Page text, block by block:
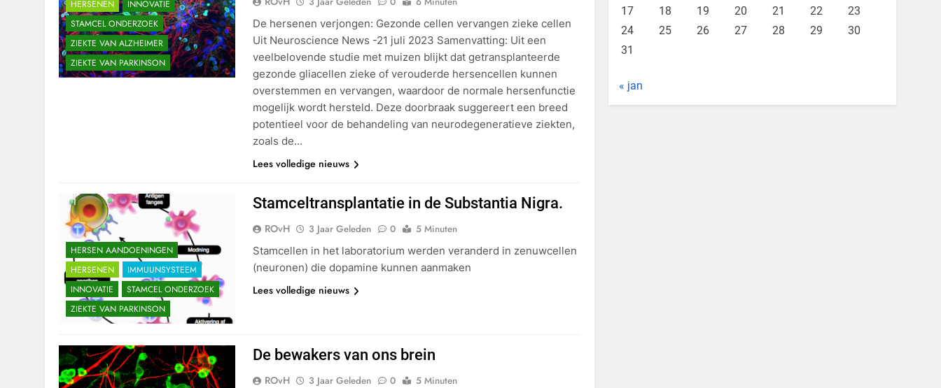
HERSENEN
INNOVATIE
STAMCEL ONDERZOEK
ZIEKTE VAN ALZHEIMER
ZIEKTE VAN PARKINSON
De hersenen verjongen: Gezonde cellen vervangen zieke cellen
Uit Neuroscience News -21 juli 2023 Samenvatting: Uit een
veelbelovende studie met muizen blijkt dat getransplanteerde
gezonde gliacellen zieke of verouderde hersencellen kunnen
overstemmen en vervangen, waardoor de normale hersenfunctie
mogelijk wordt hersteld. Deze doorbraak suggereert een breed
potentieel voor de behandeling van neurodegeneratieve ziekten,
zoals de…
Lees volledige nieuws
HERSEN AANDOENINGEN
HERSENEN
IMMUUNSYSTEEM
INNOVATIE
STAMCEL ONDERZOEK
ZIEKTE VAN PARKINSON
Stamceltransplantatie in de Substantia Nigra.
ROvH 3 Jaar Geleden 0
5 Minuten
Stamcellen in het laboratorium werden veranderd in zenuwcellen
(neuronen) die dopamine kunnen aanmaken
Lees volledige nieuws
De bewakers van ons brein
ROvH 3 Jaar Geleden 0
5 Minuten
17
18 19 20 21 22
23
24
25 26 27 28 29
30
31
« jan